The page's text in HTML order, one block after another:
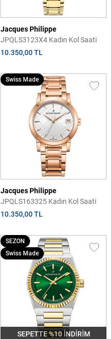
Jacques Philippe
JPQLS3123X4 Kadın Kol Saati
10.350,00 TL
Swiss Made
Jacques Philippe
JPQLS163325 Kadın Kol Saati
10.350,00 TL
SEPETTE %10 İNDİRİM
SEZON
Swiss Made